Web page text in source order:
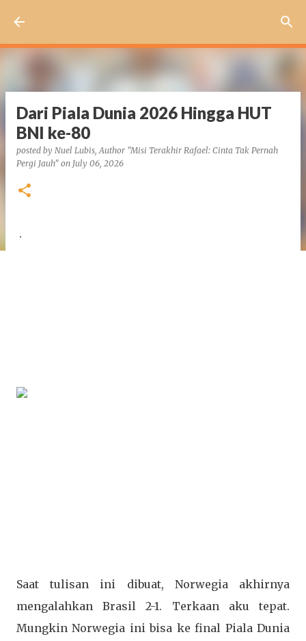
Dari Piala Dunia 2026 Hingga HUT
BNI ke-80
posted by Nuel Lubis, Author "Misi Terakhir Rafael: Cinta Tak Pernah
Pergi Jauh" on July 06, 2026
.
Saat tulisan ini dibuat, Norwegia akhirnya
mengalahkan Brasil 2-1. Terkaan aku tepat.
Mungkin Norwegia ini bisa ke final Piala Dunia